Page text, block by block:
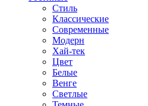
Стиль
Классические
Современные
Модерн
Хай-тек
Цвет
Белые
Венге
Светлые